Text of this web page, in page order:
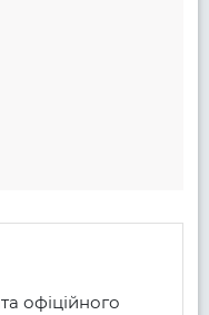
офіційного